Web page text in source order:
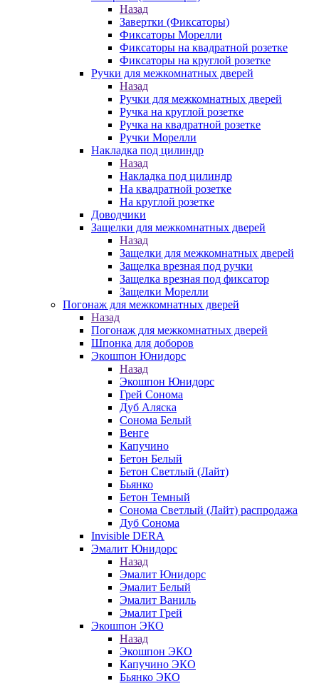
Назад
Завертки (Фиксаторы)
Фиксаторы Морелли
Фиксаторы на квадратной розетке
Фиксаторы на круглой розетке
Ручки для межкомнатных дверей
Назад
Ручки для межкомнатных дверей
Ручка на круглой розетке
Ручка на квадратной розетке
Ручки Морелли
Накладка под цилиндр
Назад
Накладка под цилиндр
На квадратной розетке
На круглой розетке
Доводчики
Защелки для межкомнатных дверей
Назад
Защелки для межкомнатных дверей
Защелка врезная под ручки
Защелка врезная под фиксатор
Защелки Морелли
Погонаж для межкомнатных дверей
Назад
Погонаж для межкомнатных дверей
Шпонка для доборов
Экошпон Юнидорс
Назад
Экошпон Юнидорс
Грей Сонома
Дуб Аляска
Сонома Белый
Венге
Капучино
Бетон Белый
Бетон Светлый (Лайт)
Бьянко
Бетон Темный
Сонома Светлый (Лайт) распродажа
Дуб Сонома
Invisible DERA
Эмалит Юнидорс
Назад
Эмалит Юнидорс
Эмалит Белый
Эмалит Ваниль
Эмалит Грей
Экошпон ЭКО
Назад
Экошпон ЭКО
Капучино ЭКО
Бьянко ЭКО